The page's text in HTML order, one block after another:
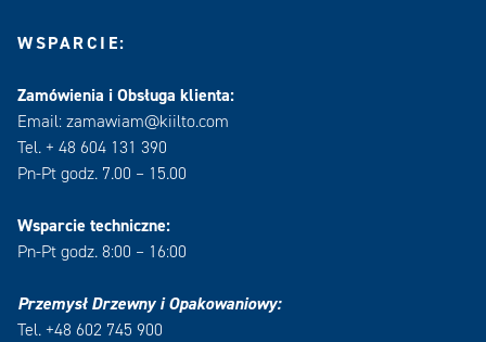
WSPARCIE:
Zamówienia i Obsługa klienta:
Email: zamawiam@kiilto.com
Tel. + 48 604 131 390
Pn-Pt godz. 7.00 – 15.00
Wsparcie techniczne:
Pn-Pt godz. 8:00 – 16:00
Przemysł Drzewny i Opakowaniowy:
Tel. +48 602 745 900